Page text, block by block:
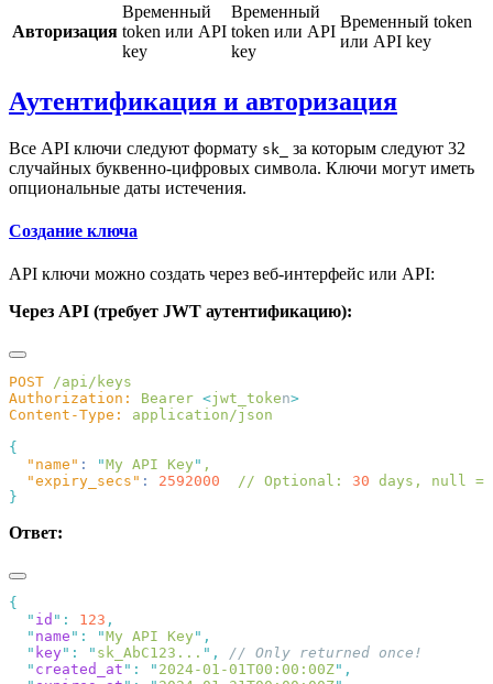
Авторизация
Временный
token или API
key
Временный
token или API
key
Временный token
или API key
Аутентификация и авторизация
Все API ключи следуют формату sk_
за которым следуют 32
случайных буквенно-цифровых символа. Ключи могут иметь
опциональные даты истечения.
Создание ключа
API ключи можно создать через веб-интерфейс или API:
Через API (требует JWT аутентификацию):
POST
Authorization:
Bearer <jwt_token
Content-Type:
  "name"
: "My API Key "
  "expiry_secs"
: 2592000
  //
Optional: 30 days, null =
Ответ:
  "
id " : 123
  "
name " : "My API Key "
  "
key" : " sk_AbC123... " ,
  "
created_at " : " 2024-01-01T00:00:00Z"